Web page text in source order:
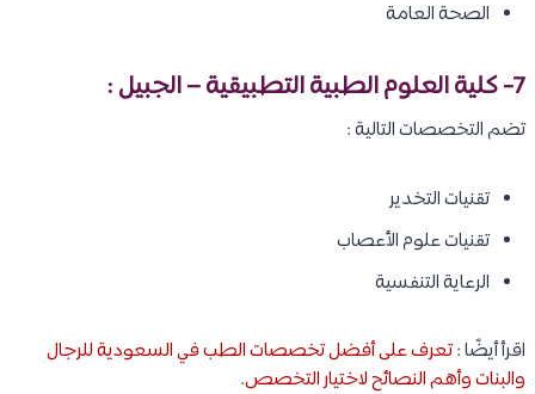
الصحة العامة
7- كلية العلوم الطبية التطبيقية – الجبيل :
تضم التخصصات التالية :
تقنيات التخدير
تقنيات علوم الأعصاب
الرعاية التنفسية
اقرأ أيضًا :تعرف على أفضل تخصصات الطب في السعودية للرجال
والبنات وأهم النصائح لاختيار التخصص.